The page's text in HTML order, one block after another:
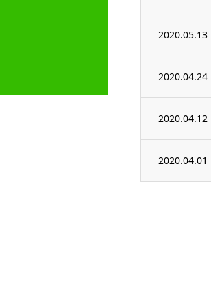
2020.05.13
2020.04.24
2020.04.12
2020.04.01